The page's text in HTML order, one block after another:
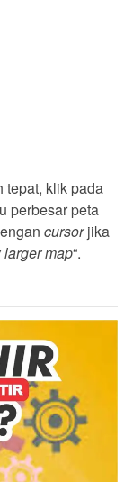
tepat, klik pada
perbesar peta
cursorjika
map“.